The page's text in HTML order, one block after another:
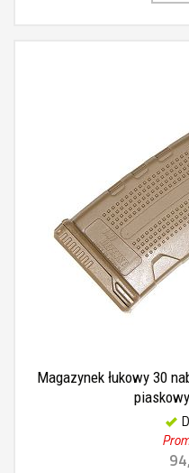
Magazynek łukowy 30